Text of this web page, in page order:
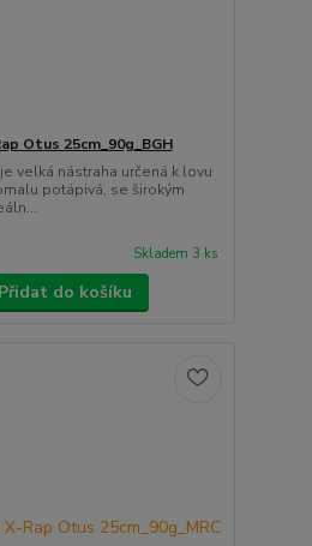
Otus 25cm_90g_BGH
velká nástraha určená k lovu
potápivá, se širokým
Skladem 3 ks
Přidat do košíku